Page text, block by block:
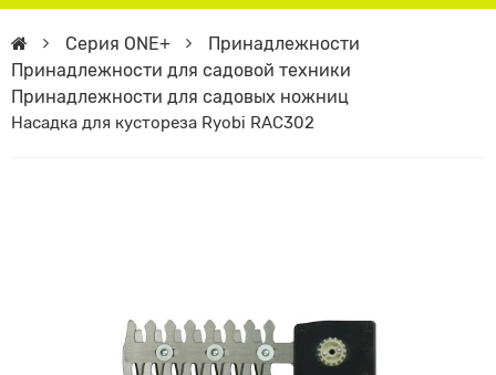
Серия ONE+
Принадлежности
Принадлежности для садовой техники
Принадлежности для садовых ножниц
Насадка для кустореза Ryobi RAC302